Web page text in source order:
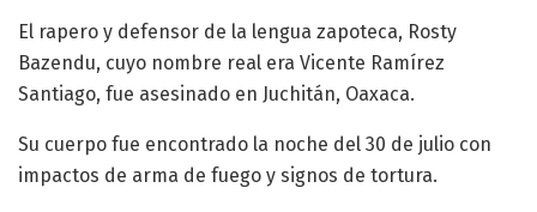
El rapero y defensor de la lengua zapoteca, Rosty
Bazendu, cuyo nombre real era Vicente Ramírez
Santiago, fue asesinado en Juchitán, Oaxaca.
Su cuerpo fue encontrado la noche del 30 de julio con
impactos de arma de fuego y signos de tortura.